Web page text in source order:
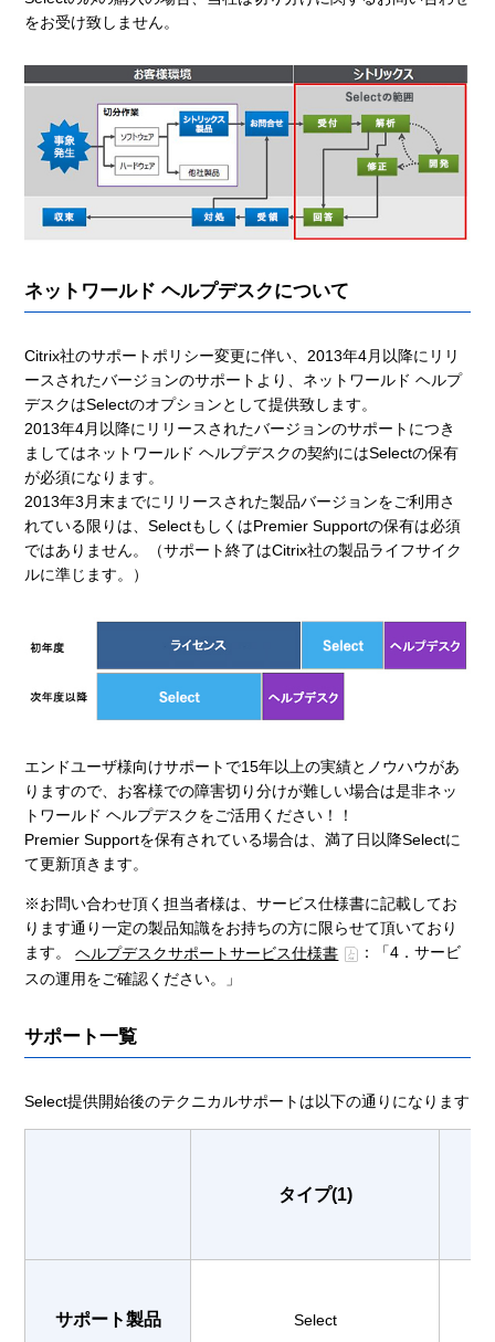
をお受け致しません。
ネットワールド ヘルプデスクについて
Citrix社のサポートポリシー変更に伴い、2013年4月以降にリリ
ースされたバージョンのサポートより、ネットワールド ヘルプ
デスクはSelectのオプションとして提供致します。
2013年4月以降にリリースされたバージョンのサポートにつき
ましてはネットワールド ヘルプデスクの契約にはSelectの保有
が必須になります。
2013年3月末までにリリースされた製品バージョンをご利用さ
れている限りは、SelectもしくはPremier Supportの保有は必須
ではありません。（サポート終了はCitrix社の製品ライフサイク
ルに準じます。）
エンドユーザ様向けサポートで15年以上の実績とノウハウがあ
りますので、お客様での障害切り分けが難しい場合は是非ネッ
トワールド ヘルプデスクをご活用ください！！
Premier Supportを保有されている場合は、満了日以降Selectに
て更新頂きます。
※お問い合わせ頂く担当者様は、サービス仕様書に記載してお
ります通り一定の製品知識をお持ちの方に限らせて頂いており
ます。ヘルプデスクサポートサービス仕様書
：「4．サービ
スの運用をご確認ください。」
サポート一覧
Select提供開始後のテクニカルサポートは以下の通りになります
タイプ(1)
サポート製品
Select